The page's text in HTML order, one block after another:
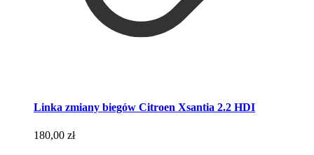
Linka zmiany biegów Citroen Xsantia 2.2 HDI
180,00 zł